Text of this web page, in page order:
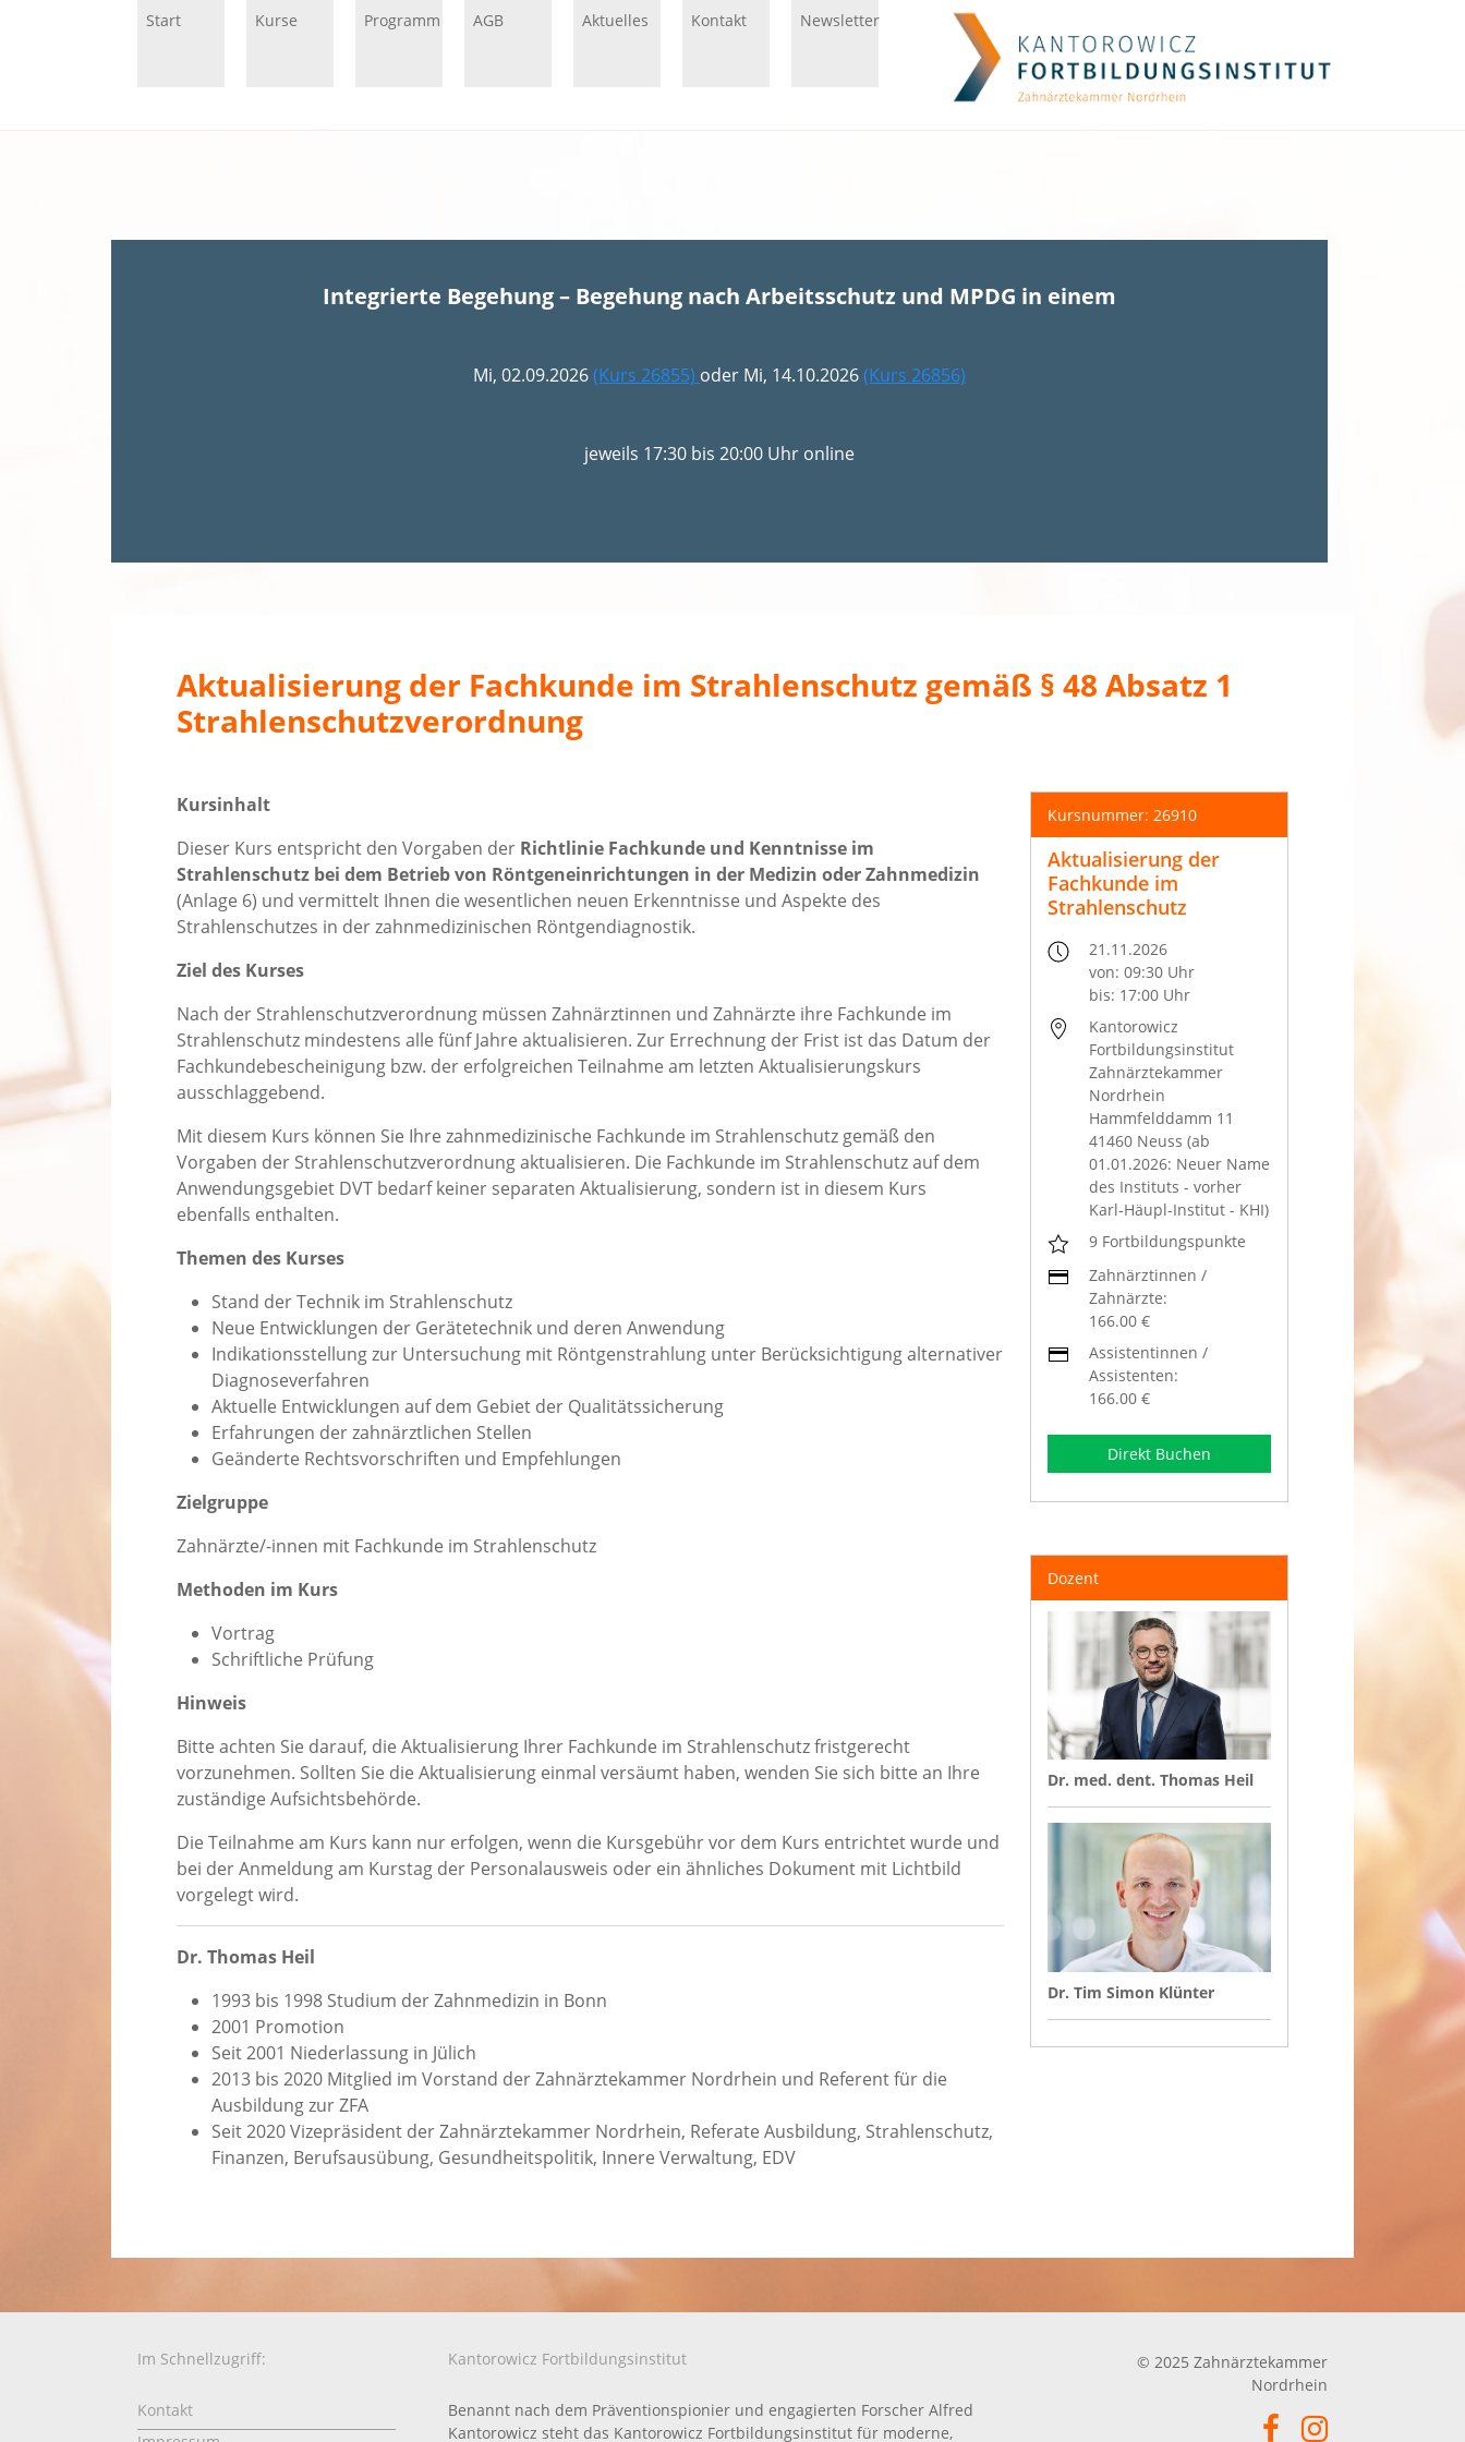
Start Kurse Programm AGB Aktuelles Kontakt Newsletter
Integrierte Begehung – Begehung nach Arbeitsschutz und MPDG in einem
Mi, 02.09.2026(Kurs 26855) oder Mi, 14.10.2026(Kurs 26856)
jeweils 17:30 bis 20:00 Uhr online
Aktualisierung der Fachkunde im Strahlenschutz gemäß § 48 Absatz 1
Strahlenschutzverordnung
Kursinhalt
Dieser Kurs entspricht den Vorgaben der Richtlinie Fachkunde und Kenntnisse im
Strahlenschutz bei dem Betrieb von Röntgeneinrichtungen in der Medizin oder Zahnmedizin
(Anlage 6) und vermittelt Ihnen die wesentlichen neuen Erkenntnisse und Aspekte des
Strahlenschutzes in der zahnmedizinischen Röntgendiagnostik.
Ziel des Kurses
Nach der Strahlenschutzverordnung müssen Zahnärztinnen und Zahnärzte ihre Fachkunde im
Strahlenschutz mindestens alle fünf Jahre aktualisieren. Zur Errechnung der Frist ist das Datum der
Fachkundebescheinigung bzw. der erfolgreichen Teilnahme am letzten Aktualisierungskurs
ausschlaggebend.
Mit diesem Kurs können Sie Ihre zahnmedizinische Fachkunde im Strahlenschutz gemäß den
Vorgaben der Strahlenschutzverordnung aktualisieren. Die Fachkunde im Strahlenschutz auf dem
Anwendungsgebiet DVT bedarf keiner separaten Aktualisierung, sondern ist in diesem Kurs
ebenfalls enthalten.
Themen des Kurses
Stand der Technik im Strahlenschutz
Neue Entwicklungen der Gerätetechnik und deren Anwendung
Indikationsstellung zur Untersuchung mit Röntgenstrahlung unter Berücksichtigung alternativer
Diagnoseverfahren
Aktuelle Entwicklungen auf dem Gebiet der Qualitätssicherung
Erfahrungen der zahnärztlichen Stellen
Geänderte Rechtsvorschriften und Empfehlungen
Zielgruppe
Zahnärzte/-innen mit Fachkunde im Strahlenschutz
Methoden im Kurs
Vortrag
Schriftliche Prüfung
Hinweis
Bitte achten Sie darauf, die Aktualisierung Ihrer Fachkunde im Strahlenschutz fristgerecht
vorzunehmen. Sollten Sie die Aktualisierung einmal versäumt haben, wenden Sie sich bitte an Ihre
zuständige Aufsichtsbehörde.
Die Teilnahme am Kurs kann nur erfolgen, wenn die Kursgebühr vor dem Kurs entrichtet wurde und
bei der Anmeldung am Kurstag der Personalausweis oder ein ähnliches Dokument mit Lichtbild
vorgelegt wird.
Dr. Thomas Heil
1993 bis 1998 Studium der Zahnmedizin in Bonn
2001 Promotion
Seit 2001 Niederlassung in Jülich
2013 bis 2020 Mitglied im Vorstand der Zahnärztekammer Nordrhein und Referent für die
Ausbildung zur ZFA
Seit 2020 Vizepräsident der Zahnärztekammer Nordrhein, Referate Ausbildung, Strahlenschutz,
Finanzen, Berufsausübung, Gesundheitspolitik, Innere Verwaltung, EDV
Kursnummer: 26910
Aktualisierung der
Fachkunde im
Strahlenschutz
21.11.2026
von: 09:30 Uhr
bis: 17:00 Uhr
Kantorowicz
Fortbildungsinstitut
Zahnärztekammer
Nordrhein
Hammfelddamm 11
41460 Neuss (ab
01.01.2026: Neuer Name
des Instituts - vorher
Karl-Häupl-Institut - KHI)
9 Fortbildungspunkte
Zahnärztinnen /
Zahnärzte:
166.00 €
Assistentinnen /
Assistenten:
166.00 €
Direkt Buchen
Dozent
Dr. med. dent. Thomas Heil
Dr. Tim Simon Klünter
Im Schnellzugriff:
Kontakt
Kantorowicz Fortbildungsinstitut
Benannt nach dem Präventionspionier und engagierten Forscher Alfred
Kantorowicz steht das Kantorowicz Fortbildungsinstitut für moderne,
© 2025 Zahnärztekammer
Nordrhein